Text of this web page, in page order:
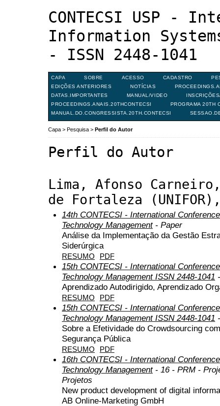
CONTECSI USP -
Information
- ISSN 2448-1041
CAPA SOBRE ACESSO CADASTRO
EDIÇÕES ANTERIORES
NOTÍCIAS
DATAS.IMPORTANTES
MANUAL/VIDEO
PROCEEDINGS.ANAIS.20THCONTECSI
PROGRAMA 20TH
MANUAL.DO.CONGRESSISTA.20TH.CONTECSI
Capa > Pesquisa > Perfil do Autor
Perfil do Autor
Lima, Afonso
de Fortaleza
14th CONTECSI - International
Technology Management- Paper
Análise da Implementação da Gestão
Siderúrgica
RESUMO PDF
15th CONTECSI - International
Technology Management ISSN 2448-1041
Aprendizado Autodirigido, Aprendizado
RESUMO PDF
15th CONTECSI - International
Technology Management ISSN 2448-1041
Sobre a Efetividade do Crowdsourcing
Segurança Pública
RESUMO PDF
16th CONTECSI - International
Technology Management- 16 - PRM -
Projetos
New product development of digital
AB Online-Marketing GmbH